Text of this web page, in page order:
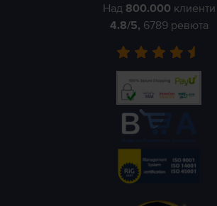
Над 800.000 клиенти
4.8/5, 6789 ревюта